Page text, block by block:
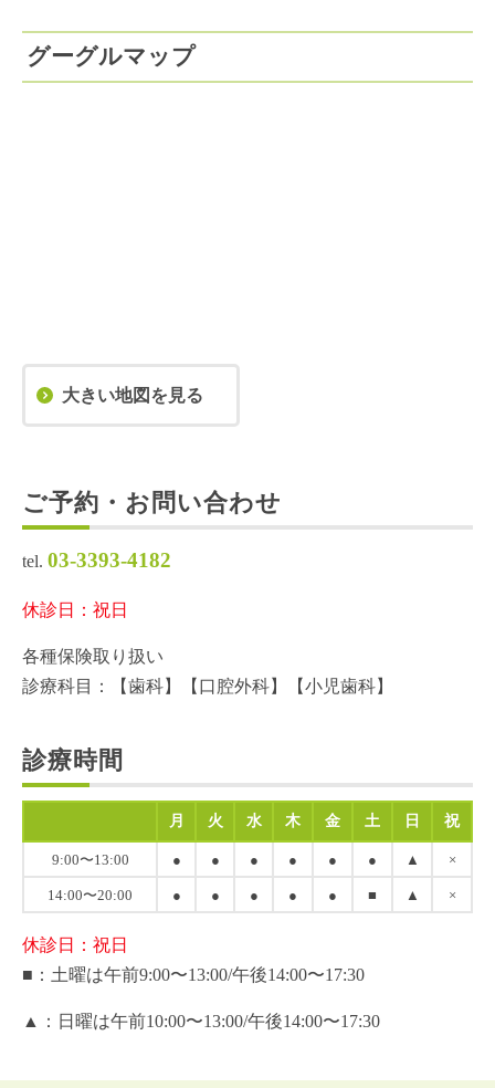
グーグルマップ
大きい地図を見る
ご予約・お問い合わせ
tel. 03-3393-4182
休診日：祝日
各種保険取り扱い
診療科目：【歯科】【口腔外科】【小児歯科】
診療時間
月 火 水 木 金 土 日 祝
9:00〜13:00 ● ● ● ● ● ● ▲ ×
14:00〜20:00 ● ● ● ● ● ■ ▲ ×
休診日：祝日
■：土曜は午前9:00〜13:00/午後14:00〜17:30
▲：日曜は午前10:00〜13:00/午後14:00〜17:30